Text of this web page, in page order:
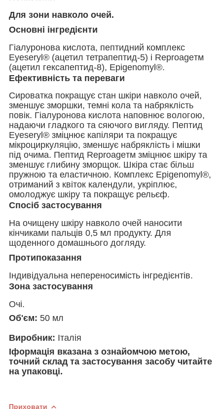
Для зони навколо очей.
Основні інгредієнти
Гіалуронова кислота, пептидний комплекс
Eyeseryl® (ацетил тетрапептид-5) і Reproageтм
(ацетил гексапептид-8), Epigenomyl®.
Ефективність та переваги
Сироватка покращує стан шкіри навколо очей,
зменшує зморшки, темні кола та набряклість
повік. Гіалуронова кислота наповнює вологою,
надаючи гладкого та сяючого вигляду. Пептид
Eyeseryl ® зміцнює капіляри та покращує
мікроциркуляцію, зменшує набряклість і мішки
під очима. Пептид Reproageтм зміцнює шкіру та
зменшує глибину зморщок. Шкіра стає більш
пружною та еластичною. Комплекс Epigenomyl ®,
отриманий з квіток календули, укріплює,
омолоджує шкіру та покращує рельєф.
Спосіб застосування
На очищену шкіру навколо очей наносити
кінчиками пальців 0,5 мл продукту. Для
щоденного домашнього догляду.
Протипоказання
Індивідуальна непереносимість інгредієнтів.
Зона застосування
Очі.
Об'єм: 50 мл
Виробник: Італія
Іформація вказана з ознайомчою метою,
точний склад та застосування засобу читайте
на упаковці.
Приховати